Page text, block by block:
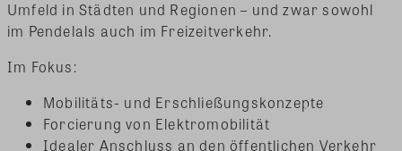
Umfeld in Städten und Regionen – und zwar sowohl
im Pendelals auch im Freizeitverkehr.
Im Fokus:
Mobilitäts- und Erschließungskonzepte
Forcierung von Elektromobilität
Idealer Anschluss an den öffentlichen Verkehr